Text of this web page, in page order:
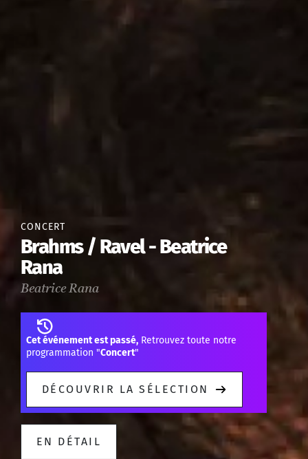
CONCERT
Brahms / Ravel - Beatrice
Rana
Beatrice Rana
Cet événement est passé, Retrouvez toute notre
programmation "Concert"
DÉCOUVRIR LA SÉLECTION
EN DÉTAIL